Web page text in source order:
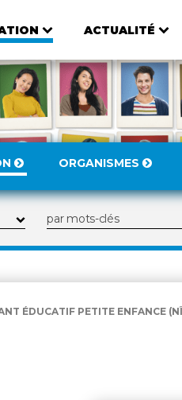
ACTUALITÉ
ORGANISMES
ÉDUCATIF PETITE ENFANCE